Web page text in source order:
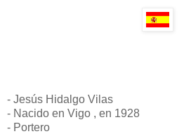
- Jesús Hidalgo Vilas
- Nacido en Vigo , en 1928
- Portero